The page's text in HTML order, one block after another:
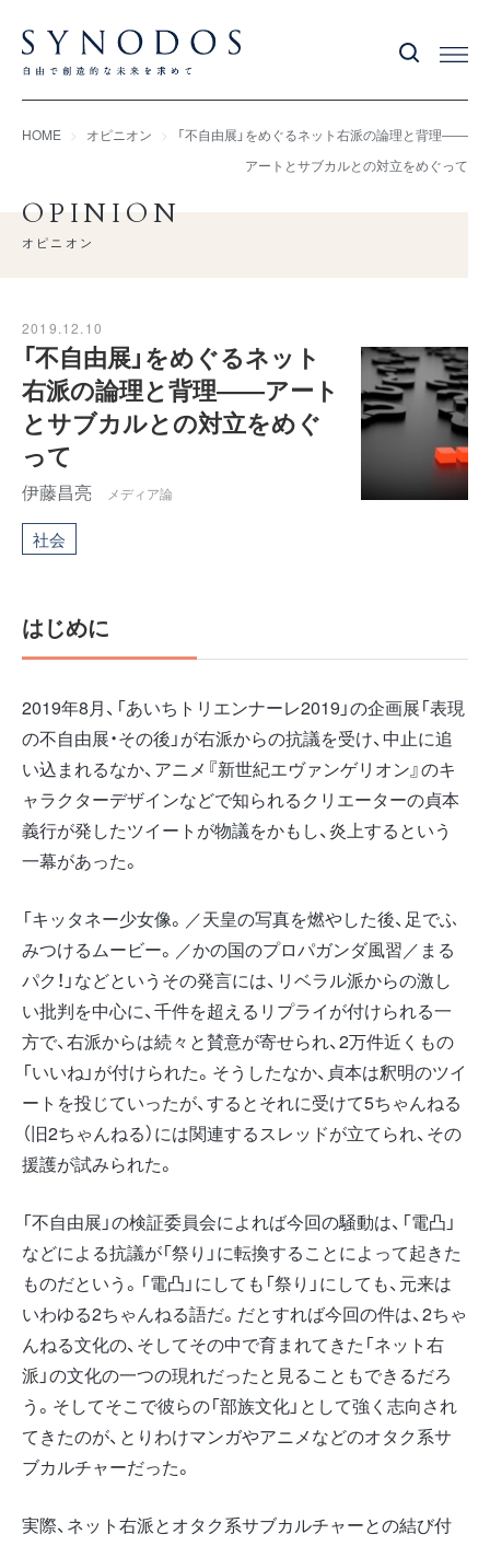
HOME オピニオン
「不自由展」をめぐるネット右派の論理と背理――
アートとサブカルとの対立をめぐって
OPINION
オピニオン
2019.12.10
「不自由展」をめぐるネット
右派の論理と背理――アート
とサブカルとの対立をめぐ
って
伊藤昌亮 メディア論
社会
はじめに
2019年8月、「あいちトリエンナーレ2019」の企画展「表現
の不自由展・その後」が右派からの抗議を受け、中止に追
い込まれるなか、アニメ『新世紀エヴァンゲリオン』のキ
ャラクターデザインなどで知られるクリエーターの貞本
義行が発したツイートが物議をかもし、炎上するという
一幕があった。
「キッタネー少女像。／天皇の写真を燃やした後、足でふ
みつけるムービー。／かの国のプロパガンダ風習／まる
パク！」などというその発言には、リベラル派からの激し
い批判を中心に、千件を超えるリプライが付けられる一
方で、右派からは続々と賛意が寄せられ、2万件近くもの
「いいね」が付けられた。そうしたなか、貞本は釈明のツイ
ートを投じていったが、するとそれに受けて5ちゃんねる
（旧2ちゃんねる）には関連するスレッドが立てられ、その
援護が試みられた。
「不自由展」の検証委員会によれば今回の騒動は、「電凸」
などによる抗議が「祭り」に転換することによって起きた
ものだという。「電凸」にしても「祭り」にしても、元来は
いわゆる2ちゃんねる語だ。だとすれば今回の件は、2ちゃ
んねる文化の、そしてその中で育まれてきた「ネット右
派」の文化の一つの現れだったと見ることもできるだろ
う。そしてそこで彼らの「部族文化」として強く志向され
てきたのが、とりわけマンガやアニメなどのオタク系サ
ブカルチャーだった。
実際、ネット右派とオタク系サブカルチャーとの結び付